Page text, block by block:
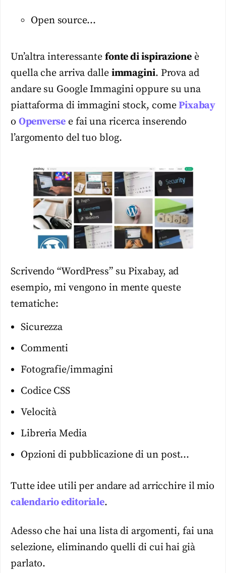
Open source…
Un’altra interessante fonte di ispirazioneè
quella che arriva dalle immagini. Prova ad
andare su Google Immagini oppure su una
piattaforma di immagini stock, comePixabay
o Openverse e fai una ricerca inserendo
l’argomento del tuo blog.
Scrivendo “WordPress” su Pixabay, ad
esempio, mi vengono in mente queste
tematiche:
Sicurezza
Commenti
Fotografie/immagini
Codice CSS
Velocità
Libreria Media
Opzioni di pubblicazione di un post…
Tutte idee utili per andare ad arricchire il mio
calendario editoriale.
Adesso che hai una lista di argomenti, fai una
selezione, eliminando quelli di cui hai già
parlato.